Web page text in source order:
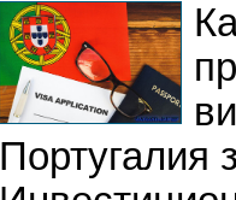
Португалия